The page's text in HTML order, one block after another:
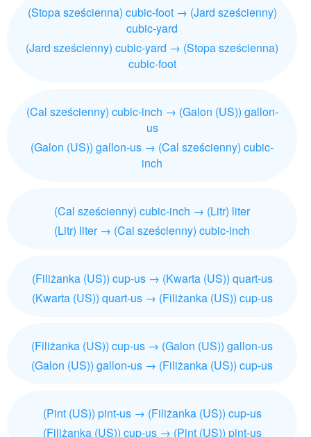
(Stopa sześcienna) cubic-foot → (Jard sześcienny)
cubic-yard
(Jard sześcienny) cubic-yard → (Stopa sześcienna)
cubic-foot
(Cal sześcienny) cubic-inch → (Galon (US)) gallon-
us
(Galon (US)) gallon-us → (Cal sześcienny) cubic-
inch
(Cal sześcienny) cubic-inch → (Litr) liter
(Litr) liter → (Cal sześcienny) cubic-inch
(Filiżanka (US)) cup-us → (Kwarta (US)) quart-us
(Kwarta (US)) quart-us → (Filiżanka (US)) cup-us
(Filiżanka (US)) cup-us → (Galon (US)) gallon-us
(Galon (US)) gallon-us → (Filiżanka (US)) cup-us
(Pint (US)) pint-us → (Filiżanka (US)) cup-us
(Filiżanka (US)) cup-us → (Pint (US)) pint-us